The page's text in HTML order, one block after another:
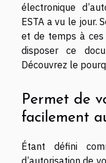
électronique
ESTA a vu le jour.
et de temps à
disposer ce
Découvrez le
Permet de
facilement
Étant défini
d’autorisation de